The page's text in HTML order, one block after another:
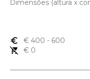
Dimensões (altura x
euro_symbol € 400 - 600
remove_shopping_cart
€ 0